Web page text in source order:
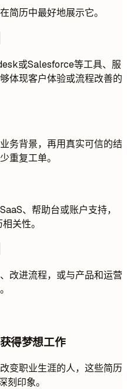
简历中最好地展示它。
或Salesforce等工具、服
体现客户体验或流程改善的
务背景，再用真实可信的结
重复工单。
、帮助台或账户支持，
关性。
改进流程，或与产品和运营
得梦想工作
变职业生涯的人，这些简历
刻印象。